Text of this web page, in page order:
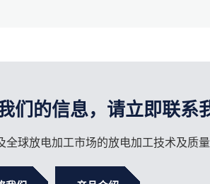
们的信息，请立即联系
全球放电加工市场的放电加工技术及质量